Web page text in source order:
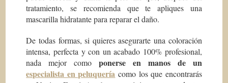
tratamiento, se recomienda que te apliques una
mascarilla hidratante para reparar el daño.
De todas formas, si quieres asegurarte una coloración
intensa, perfecta y con un acabado 100% profesional,
nada mejor como ponerse en manos de un
especialista en peluquería como los que encontrarás